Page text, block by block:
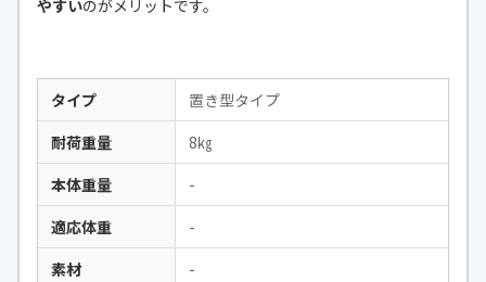
やすいのがメリットです。
タイプ
置き型タイプ
耐荷重量
8㎏
本体重量
-
適応体重
-
素材
-